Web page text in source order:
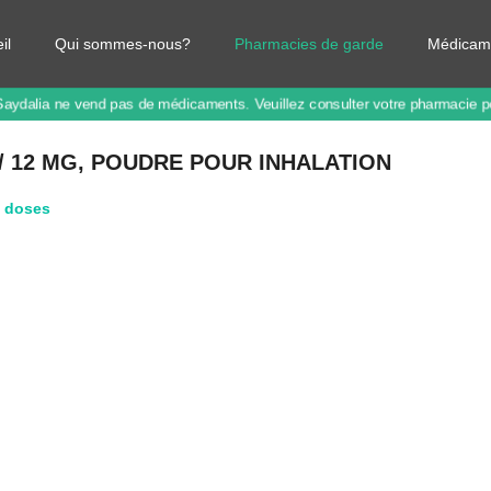
Qui sommes-nous? Pharmacies de garde
ne vend pas de médicaments.Veuillez consulter votre pharmacie
ΜG, POUDRE POUR INHALATION
doses